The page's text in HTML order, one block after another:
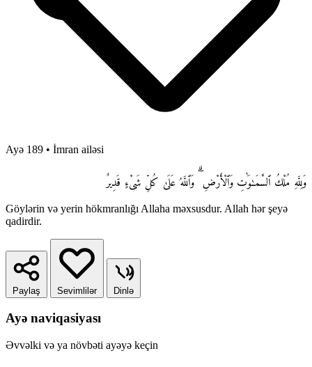
Ayə 189 • İmran ailəsi
وَلِلَّهِ مُلْكُ ٱلسَّمَـٰوَٰتِ وَٱلْأَرْضِ ۗ وَٱللَّهُ عَلَىٰ كُلِّ شَىْءٍ قَدِيرٌ
Göylərin və yerin hökmranlığı Allaha məxsusdur. Allah hər şeyə
qadirdir.
Paylaş Sevimlilər Dinlə
Ayə naviqasiyası
Əvvəlki və ya növbəti ayəyə keçin